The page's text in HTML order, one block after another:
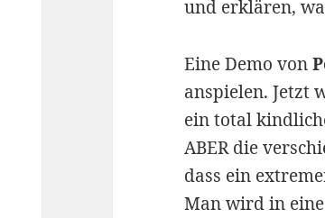
und erklären,
Eine Demo von
anspielen. Jetzt
ein total
ABER die
dass ein
Man wird in